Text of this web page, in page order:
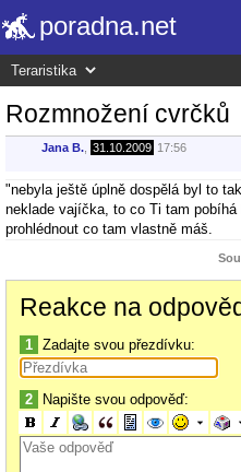
poradna.net
Rozmnožení cvrčků
Jana B. 31.10.2009 17:56
"nebyla ještě úplně dospělá byl to
neklade vajíčka, to co Ti tam pobíhá
prohlédnout co tam vlastně máš.
Reakce na
1 Zadajte svou přezdívku:
2 Napište svou odpověď: